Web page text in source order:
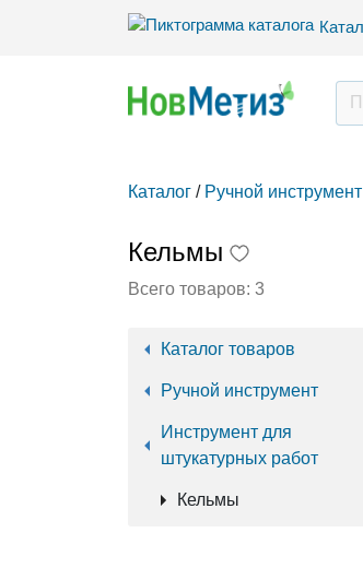
Каталог / Ручной инструмент
Кельмы
Всего товаров: 3
Каталог товаров
Ручной инструмент
Инструмент для
штукатурных работ
Кельмы